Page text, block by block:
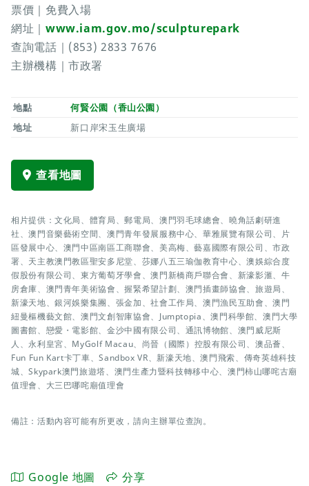
票價｜免費入場
網址｜ www.iam.gov.mo/sculpturepark
查詢電話｜(853) 2833 7676
主辦機構｜市政署
地點
何賢公園（香山公園）
地址
新口岸宋玉生廣場
查看地圖
相片提供：文化局、體育局、郵電局、澳門羽毛球總會、曉角話劇研進
社、澳門音樂藝術空間、澳門青年發展服務中心、華雅展覽有限公司、片
區發展中心、澳門中區南區工商聯會、美高梅、藝嘉國際有限公司、市政
署、天主教澳門教區聖安多尼堂、莎娜八五三瑜伽教育中心、澳娛綜合度
假股份有限公司、東方葡萄牙學會、澳門新橋商戶聯合會、新濠影滙、牛
房倉庫、澳門青年美術協會、握緊希望計劃、澳門插畫師協會、旅遊局、
新濠天地、銀河娛樂集團、張金加、社會工作局、澳門漁民互助會、澳門
紐曼樞機藝文館、澳門文創智庫協會、Jumptopia、澳門科學館、澳門大學
圖書館、戀愛・電影館、金沙中國有限公司、通訊博物館、澳門威尼斯
人、永利皇宮、MyGolf Macau、尚晉（國際）控股有限公司、澳品薈、
Fun Fun Kart卡丁車、Sandbox VR、新濠天地、澳門飛索、傳奇英雄科技
城、Skypark澳門旅遊塔、澳門生產力暨科技轉移中心、澳門柿山哪咤古廟
值理會、大三巴哪咤廟值理會
備註：活動內容可能有所更改，請向主辦單位查詢。
Google 地圖 分享